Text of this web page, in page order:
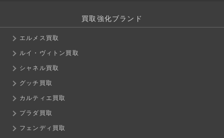
買取強化ブランド
エルメス買取
ルイ・ヴィトン買取
シャネル買取
グッチ買取
カルティエ買取
プラダ買取
フェンディ買取